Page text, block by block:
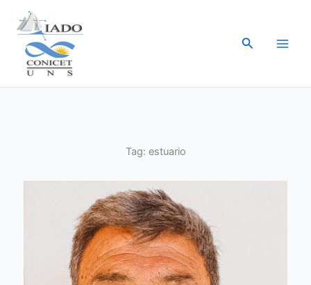
contenido
Buscar
Tag: estuario